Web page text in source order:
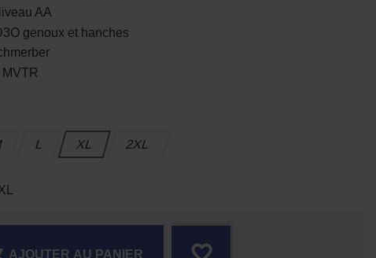
AA
genoux et hanches
L XL 2XL
AJOUTER AU PANIER favorite_border